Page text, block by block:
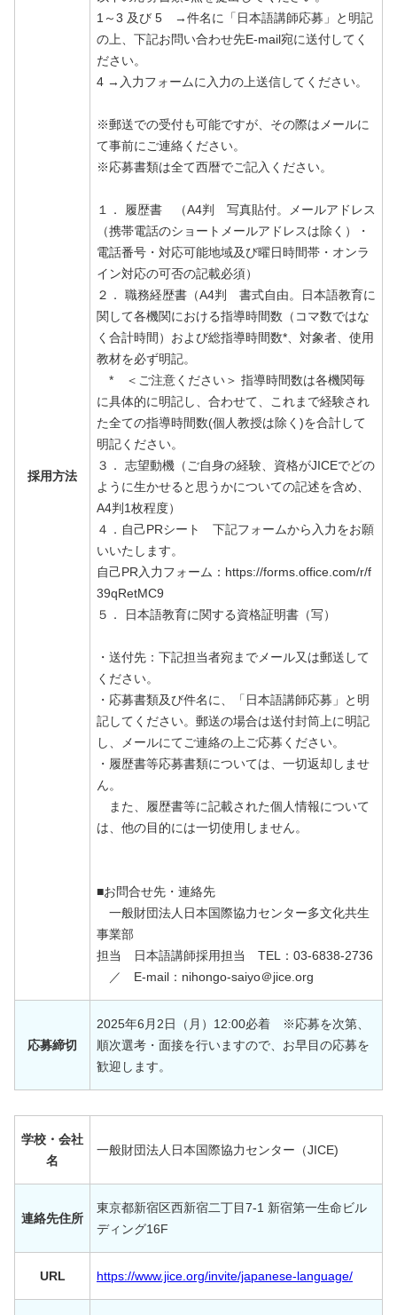
採用方法
1～3 及び 5 →件名に「日本語講師応募」と明記
の上、下記お問い合わせ先E-mail宛に送付してく
ださい。
4 →入力フォームに入力の上送信してください。
※郵送での受付も可能ですが、その際はメールに
て事前にご連絡ください。
※応募書類は全て西暦でご記入ください。
１． 履歴書 （A4判 写真貼付。メールアドレス
（携帯電話のショートメールアドレスは除く）・
電話番号・対応可能地域及び曜日時間帯・オンラ
イン対応の可否の記載必須）
２． 職務経歴書（A4判 書式自由。日本語教育に
関して各機関における指導時間数（コマ数ではな
く合計時間）および総指導時間数*、対象者、使用
教材を必ず明記。
* ＜ご注意ください＞ 指導時間数は各機関毎
に具体的に明記し、合わせて、これまで経験され
た全ての指導時間数(個人教授は除く)を合計して
明記ください。
３． 志望動機（ご自身の経験、資格がJICEでどの
ように生かせると思うかについての記述を含め、
A4判1枚程度）
４．自己PRシート 下記フォームから入力をお願
いいたします。
自己PR入力フォーム：https://forms.office.com/r/f
39qRetMC9
５． 日本語教育に関する資格証明書（写）
・送付先：下記担当者宛までメール又は郵送して
ください。
・応募書類及び件名に、「日本語講師応募」と明
記してください。郵送の場合は送付封筒上に明記
し、メールにてご連絡の上ご応募ください。
・履歴書等応募書類については、一切返却しませ
ん。
また、履歴書等に記載された個人情報について
は、他の目的には一切使用しません。
■お問合せ先・連絡先
一般財団法人日本国際協力センター多文化共生
事業部
担当 日本語講師採用担当 TEL：03-6838-2736
／ E-mail：nihongo-saiyo＠jice.org
応募締切
2025年6月2日（月）12:00必着 ※応募を次第、
順次選考・面接を行いますので、お早目の応募を
歓迎します。
学校・会社
名
一般財団法人日本国際協力センター（JICE)
連絡先住所
東京都新宿区西新宿二丁目7-1 新宿第一生命ビル
ディング16F
URL https://www.jice.org/invite/japanese-language/